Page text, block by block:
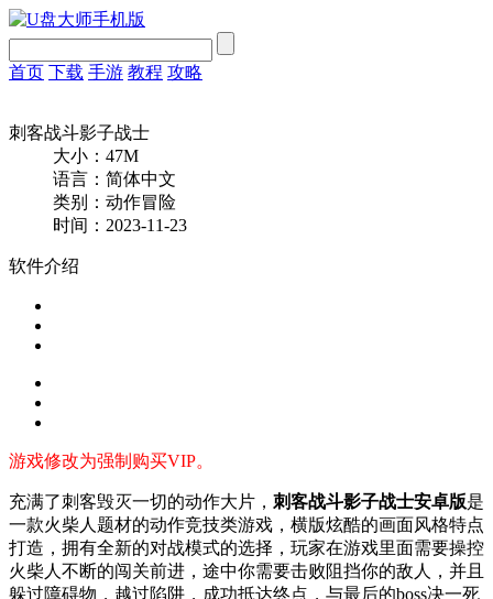
首页 下载 手游 教程 攻略
刺客战斗影子战士
大小：47M
语言：简体中文
类别：动作冒险
时间：2023-11-23
软件介绍
游戏修改为强制购买VIP。
充满了刺客毁灭一切的动作大片， 刺客战斗影子战士安卓版是
一款火柴人题材的动作竞技类游戏，横版炫酷的画面风格特点
打造，拥有全新的对战模式的选择，玩家在游戏里面需要操控
火柴人不断的闯关前进，途中你需要击败阻挡你的敌人，并且
躲过障碍物，越过陷阱，成功抵达终点，与最后的boss决一死